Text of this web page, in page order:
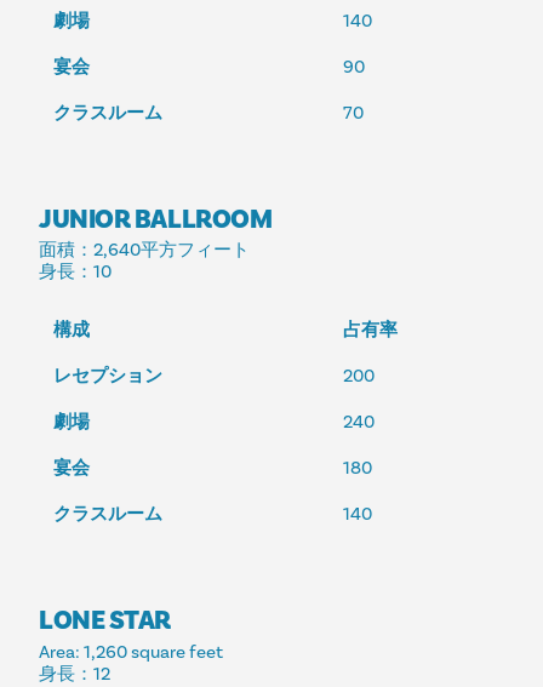
劇場
140
宴会
90
クラスルーム
70
JUNIOR BALLROOM
面積 ：2,640平方フィート
身長 ：10
構成
占有率
レセプション
200
劇場
240
宴会
180
クラスルーム
140
LONE STAR
Area: 1,260 square feet
身長 ：12